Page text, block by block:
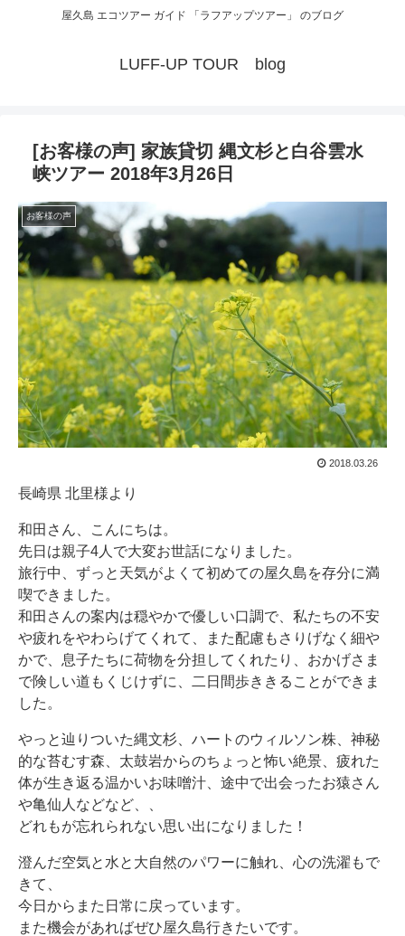
屋久島 エコツアー ガイド 「ラフアップツアー」 のブログ
LUFF-UP TOUR blog
[お客様の声] 家族貸切 縄文杉と白谷雲水
峡ツアー 2018年3月26日
お客様の声
2018.03.26
長崎県 北里様より
和田さん、こんにちは。
先日は親子4人で大変お世話になりました。
旅行中、ずっと天気がよくて初めての屋久島を存分に満
喫できました。
和田さんの案内は穏やかで優しい口調で、私たちの不安
や疲れをやわらげてくれて、また配慮もさりげなく細や
かで、息子たちに荷物を分担してくれたり、おかげさま
で険しい道もくじけずに、二日間歩ききることができま
した。
やっと辿りついた縄文杉、ハートのウィルソン株、神秘
的な苔むす森、太鼓岩からのちょっと怖い絶景、疲れた
体が生き返る温かいお味噌汁、途中で出会ったお猿さん
や亀仙人などなど、、
どれもが忘れられない思い出になりました！
澄んだ空気と水と大自然のパワーに触れ、心の洗濯もで
きて、
今日からまた日常に戻っています。
また機会があればぜひ屋久島行きたいです。